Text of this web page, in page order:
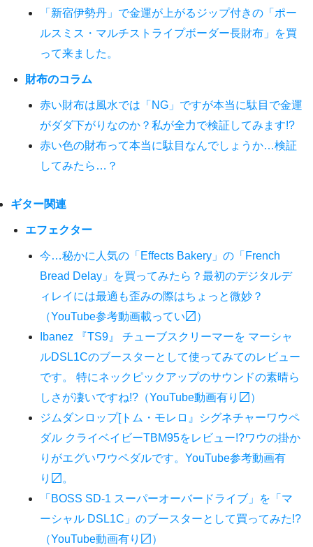
「新宿伊勢丹」で金運が上がるジップ付きの「ポー
ルスミス・マルチストライプボーダー長財布」を買
って来ました。
財布のコラム
赤い財布は風水では「NG」ですが本当に駄目で金運
がダダ下がりなのか？私が全力で検証してみます!?
赤い色の財布って本当に駄目なんでしょうか…検証
してみたら…？
ギター関連
エフェクター
今…秘かに人気の「Effects Bakery」の「French
Bread Delay」を買ってみたら？最初のデジタルデ
ィレイには最適も歪みの際はちょっと微妙？
（YouTube参考動画載ってい〼）
Ibanez 『TS9』 チューブスクリーマーを マーシャ
ルDSL1Cのブースターとして使ってみてのレビュー
です。 特にネックピックアップのサウンドの素晴ら
しさが凄いですね!?（YouTube動画有り〼）
ジムダンロップ[トム・モレロ』シグネチャーワウペ
ダル クライベイビーTBM95をレビュー!?ワウの掛か
りがエグいワウペダルです。YouTube参考動画有
り〼。
「BOSS SD-1 スーパーオーバードライブ」を「マ
ーシャル DSL1C」のブースターとして買ってみた!?
（YouTube動画有り〼）